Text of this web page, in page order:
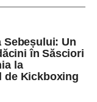
Sebeșului: Un
în Săsciori
la
de Kickboxing